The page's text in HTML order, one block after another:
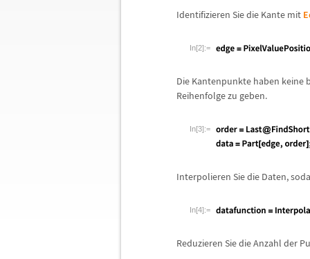
Identifizieren Sie die Kante mit
In[2]:=
Die Kantenpunkte haben keine
Reihenfolge zu geben.
In[3]:=
Interpolieren Sie die Daten,
In[4]:=
Reduzieren Sie die Anzahl der